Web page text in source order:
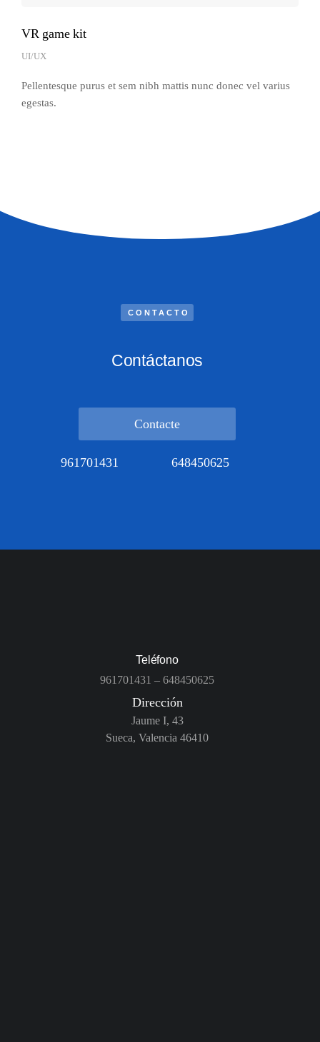
VR game kit
UI/UX
Pellentesque purus et sem nibh mattis nunc donec vel varius
egestas.
CONTACTO
Contáctanos
Contacte
961701431 648450625
Teléfono
961701431 – 648450625
Dirección
Jaume I, 43
Sueca, Valencia 46410